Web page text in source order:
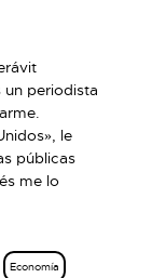
un periodista
le
públicas
me lo
Economía